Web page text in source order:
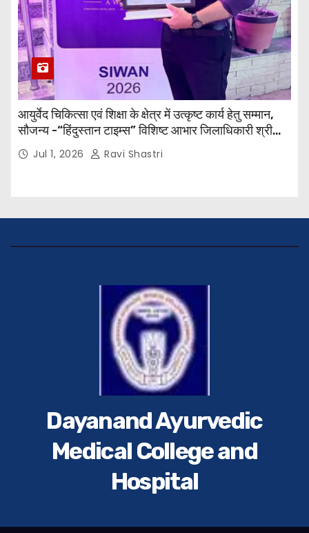
आयुर्वेद चिकित्सा एवं शिक्षा के क्षेत्र में उत्कृष्ट कार्य हेतु सम्मान,
सौजन्य -“हिंदुस्तान टाइम्स” विशिष्ट आभार जिलाधिकारी श्री
विवेक रंजन मैत्रेय (भा०प्र० से०), आरक्षी अधीक्षक श्री पूरन झा
(भा०पु०से०) सिविल सर्जन, सिवान एवं ब्यूरो चीफ श्री नीरज
Jul 1, 2026 Ravi Shastri
Dayanand Ayurvedic
Medical College and
Hospital